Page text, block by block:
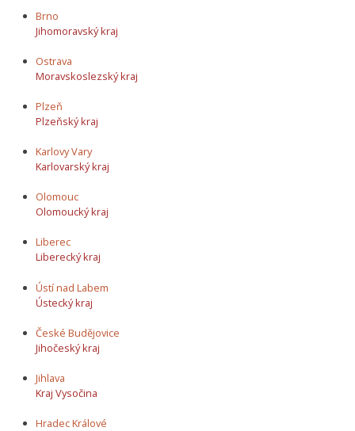
Brno
Jihomoravský kraj
Ostrava
Moravskoslezský kraj
Plzeň
Plzeňský kraj
Karlovy Vary
Karlovarský kraj
Olomouc
Olomoucký kraj
Liberec
Liberecký kraj
Ústí nad Labem
Ústecký kraj
České Budějovice
Jihočeský kraj
Jihlava
Kraj Vysočina
Hradec Králové